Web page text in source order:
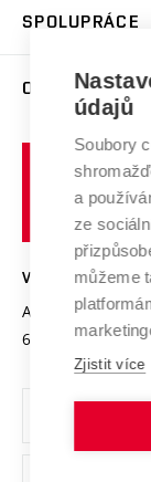
Brno
Celoživotní
E-přihláška
Harmonogram
Závěrečné práce
Doktorské
Zpracování
Sociální bezpečí
Studium bez bariér
Podpora
Mezinárodní
Systém
Výzkumné
Transfer znalostí
Open Science
Projekty
Projekty ze
Specifický výzkum
SPOLUPRÁCE
Firemní
Zahraniční
Spolupráce se
Služby univerzity
Mezinárodní
Univerzitní sítě
O UNIVERZITĚ
Profil univerzity
Udržitelná
Podnikavá
Bezpečná
Vyznamenání
Organizační
Ochrana
VYSOKÉ UČENÍ
Antonínská 548/1
602 00 Brno
údajů
Soubory
a
ze
můžeme
Zjistit více